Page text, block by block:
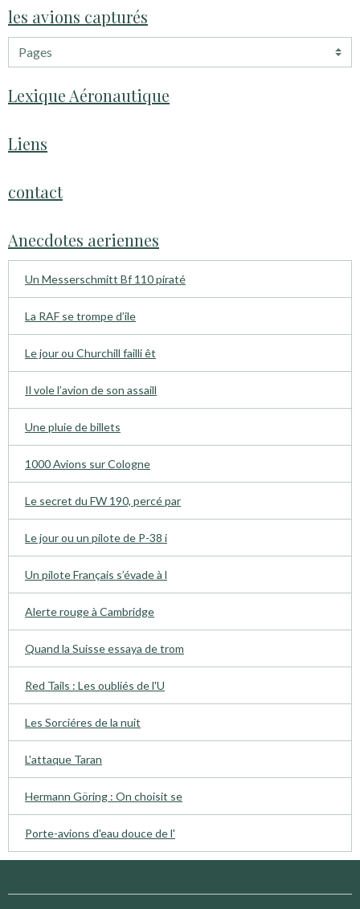
les avions capturés
Lexique Aéronautique
Liens
contact
Anecdotes aeriennes
Un Messerschmitt Bf 110 piraté
La RAF se trompe d’ile
Le jour ou Churchill failli êt
Il vole l’avion de son assaill
Une pluie de billets
1000 Avions sur Cologne
Le secret du FW 190, percé par
Le jour ou un pilote de P-38 i
Un pilote Français s’évade à l
Alerte rouge à Cambridge
Quand la Suisse essaya de trom
Red Tails : Les oubliés de l'U
Les Sorciéres de la nuit
L'attaque Taran
Hermann Göring : On choisit se
Porte-avions d'eau douce de l'